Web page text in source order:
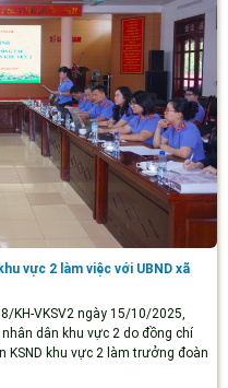
vực 2 làm việc với UBND xã
KH-VKSV2 ngày 15/10/2025,
dân khu vực 2 do đồng chí
KSND khu vực 2 làm trưởng đoàn